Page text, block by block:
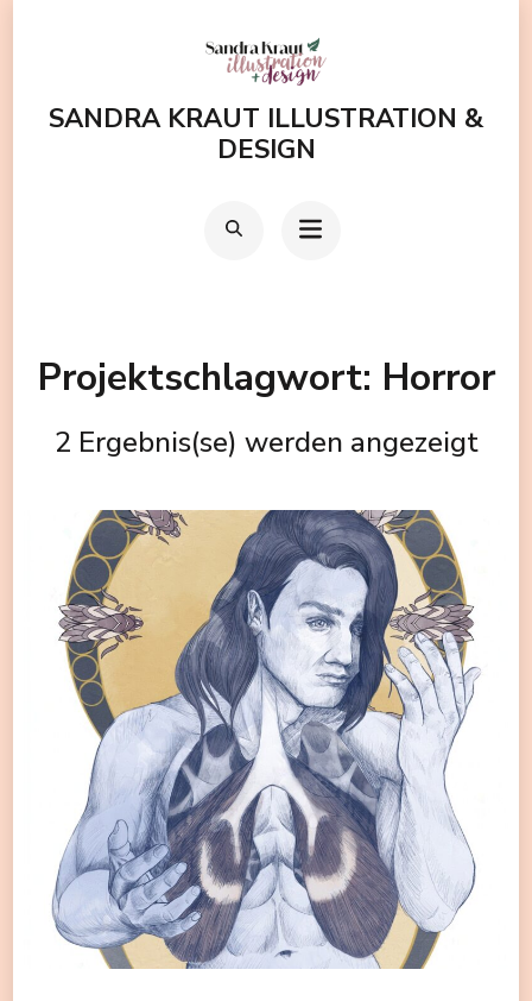
(EnterSANDRA KRAUT ILLUSTRATION &
DESIGN
Projektschlagwort: Horror
2 Ergebnis(se) werden angezeigt